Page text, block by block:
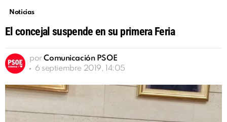
Noticias
El concejal suspende en su primera Feria
por Comunicación PSOE
6 septiembre 2019, 14:05